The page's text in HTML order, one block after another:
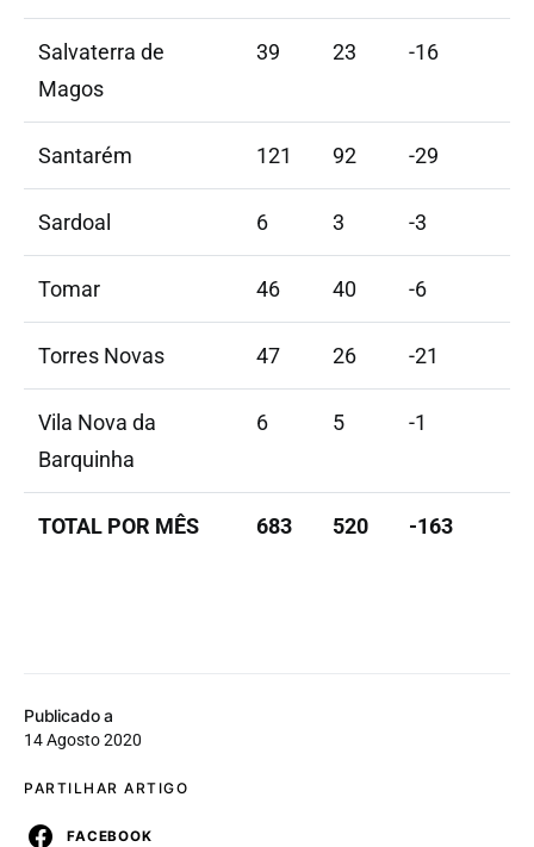
Publicado a
14 Agosto 2020
PARTILHAR ARTIGO
FACEBOOK
Salvaterra de
Magos
39 23 -16
Santarém 121 92 -29
Sardoal 6 3 -3
Tomar 46 40 -6
Torres Novas 47 26 -21
Vila Nova da
Barquinha
6 5 -1
TOTAL POR MÊS 683 520 -163